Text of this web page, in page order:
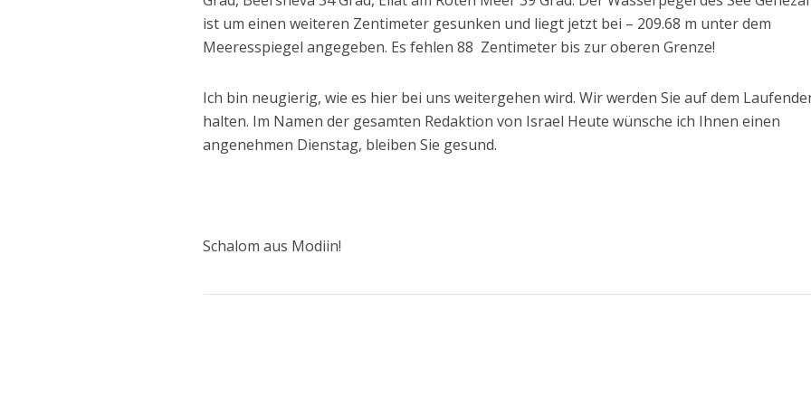
ist um einen weiteren Zentimeter gesunken und liegt jetzt bei – 209.68 m unter dem
Meeresspiegel angegeben. Es fehlen 88 Zentimeter bis zur oberen Grenze!
Ich bin neugierig, wie es hier bei uns weitergehen wird. Wir werden Sie auf dem
halten. Im Namen der gesamten Redaktion von Israel Heute wünsche ich Ihnen einen
angenehmen Dienstag, bleiben Sie gesund.
Schalom aus Modiin!